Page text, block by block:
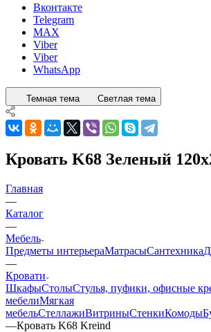
Вконтакте
Telegram
MAX
Viber
Viber
WhatsApp
Темная тема Светлая тема
Кровать K68 Зеленый
Главная
—
Каталог
—
Мебель
Предметы интерьераМатрасыСантехника
—
Кровати
ШкафыСтолыСтулья, пуфики, офисные
мебелиМягкая
мебельСтеллажиВитриныСтенкиКомоды
—Кровать K68 Kreind